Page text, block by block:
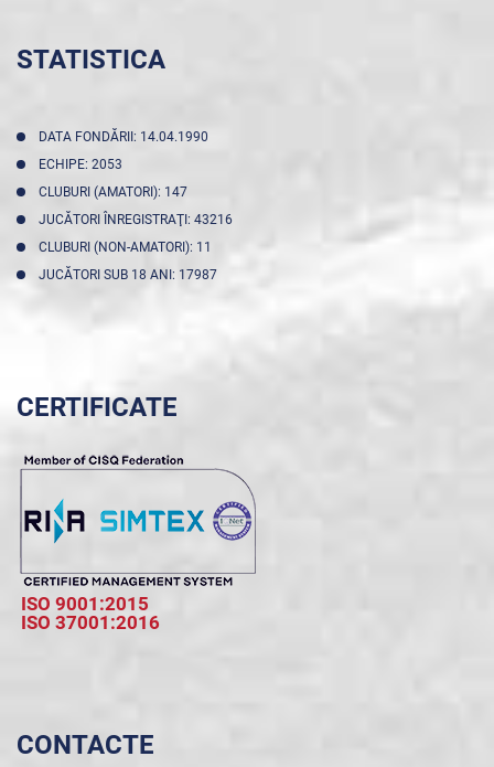
STATISTICA
DATA FONDĂRII: 14.04.1990
ECHIPE: 2053
CLUBURI (AMATORI): 147
JUCĂTORI ÎNREGISTRAŢI: 43216
CLUBURI (NON-AMATORI): 11
JUCĂTORI SUB 18 ANI: 17987
CERTIFICATE
ISO 9001:2015
ISO 37001:2016
CONTACTE